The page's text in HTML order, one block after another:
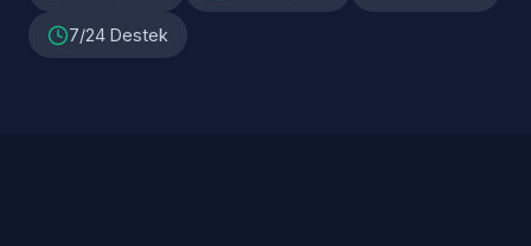
7/24 Destek